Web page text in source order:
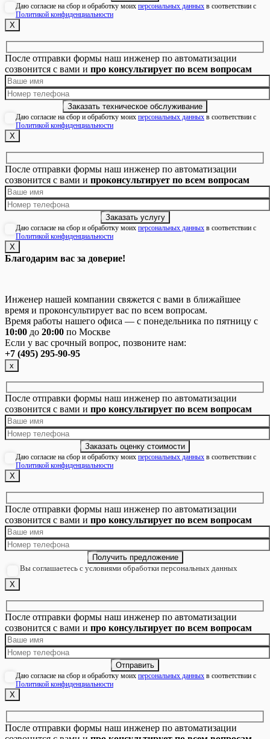
Даю согласие на сбор и обработку моих персональных данных в соответствии с
Политикой конфиденциальности
Х
После отправки формы наш инженер по автоматизации
созвонится с вами и про консультирует по всем вопросам
Даю согласие на сбор и обработку моих персональных данных в соответствии с
Политикой конфиденциальности
Х
После отправки формы наш инженер по автоматизации
созвонится с вами и проконсультирует по всем вопросам
Даю согласие на сбор и обработку моих персональных данных в соответствии с
Политикой конфиденциальности
Х
Благодарим вас за доверие!
Инженер нашей компании свяжется с вами в ближайшее
время и проконсультирует вас по всем вопросам.
Время работы нашего офиса — с понедельника по пятницу с
10:00 до 20:00 по Москве
Если у вас срочный вопрос, позвоните нам:
+7 (495) 295-90-95
х
После отправки формы наш инженер по автоматизации
созвонится с вами и про консультирует по всем вопросам
Даю согласие на сбор и обработку моих персональных данных в соответствии с
Политикой конфиденциальности
Х
После отправки формы наш инженер по автоматизации
созвонится с вами и про консультирует по всем вопросам
Вы соглашаетесь с условиями обработки персональных данных
Х
После отправки формы наш инженер по автоматизации
созвонится с вами и про консультирует по всем вопросам
Даю согласие на сбор и обработку моих персональных данных в соответствии с
Политикой конфиденциальности
Х
После отправки формы наш инженер по автоматизации